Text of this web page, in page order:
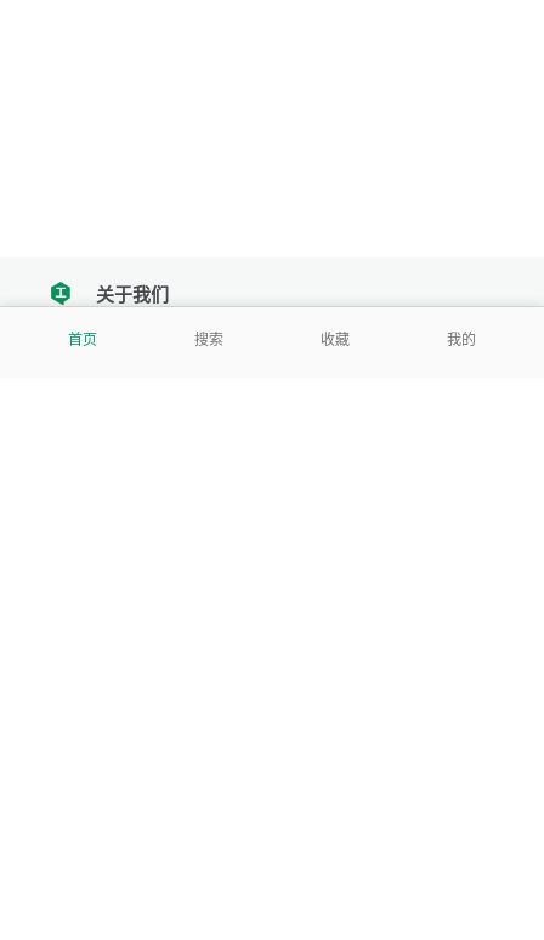
首页 搜索 收藏 我的
tencent关于我们
我们努力把每一个工具做成批量处理的产品